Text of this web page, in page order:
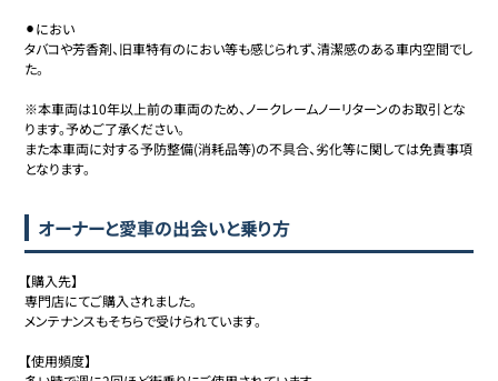
⚫︎におい
タバコや芳香剤、旧車特有のにおい等も感じられず、清潔感のある車内空間でし
た。
※本車両は10年以上前の車両のため、ノークレームノーリターンのお取引とな
ります。予めご了承ください。
また本車両に対する予防整備(消耗品等)の不具合、劣化等に関しては免責事項
となります。
オーナーと愛車の出会いと乗り方
【購入先】
専門店にてご購入されました。
メンテナンスもそちらで受けられています。
【使用頻度】